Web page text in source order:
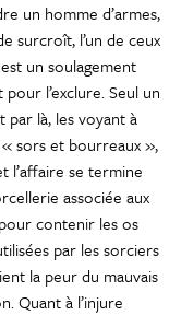
un homme d’armes,
surcroît, l’un de ceux
un soulagement
l’exclure. Seul un
par là, les voyant à
sors et bourreaux »,
l’affaire se termine
associée aux
contenir les os
par les sorciers
la peur du mauvais
Quant à l’injure